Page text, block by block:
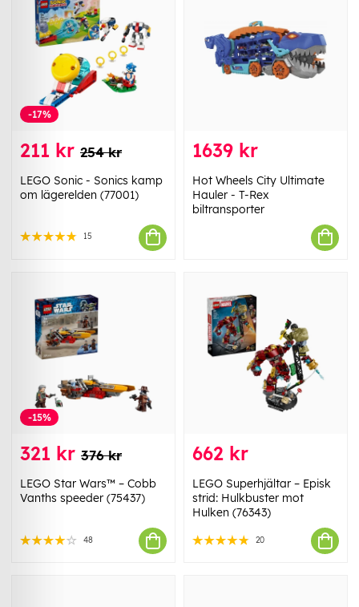
-17%
211 kr 254 kr
LEGO Sonic - Sonics kamp
om lägerelden (77001)
15
1639 kr
Hot Wheels City Ultimate
Hauler - T-Rex
biltransporter
-15%
321 kr 376 kr
LEGO Star Wars™ – Cobb
Vanths speeder (75437)
48
662 kr
LEGO Superhjältar – Episk
strid: Hulkbuster mot
Hulken (76343)
20